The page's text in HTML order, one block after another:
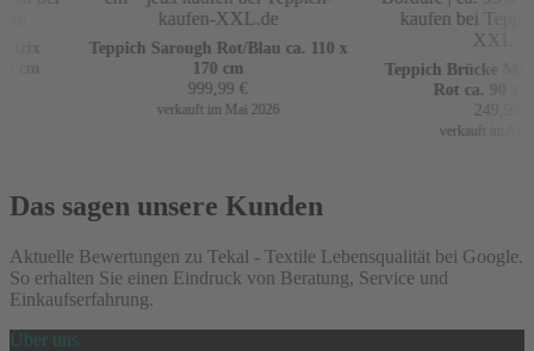
Teppich Sarough Rot/Blau ca. 110 x
170 cm
999,99€
verkauft im Mai 2026
Teppich Brücke Mir
Rot ca. 90 x
249,99
verkauft im April
Das sagen unsere Kunden
Aktuelle Bewertungen zu Tekal - Textile Lebensqualität bei Google.
So erhalten Sie einen Eindruck von Beratung, Service und
Einkaufserfahrung.
Über uns